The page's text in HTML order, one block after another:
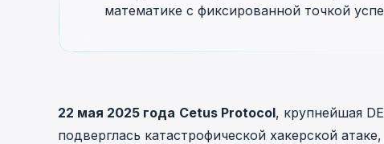
математике с фиксированной точкой
22 мая 2025 года Cetus Protocol, крупнейшая
подверглась катастрофической хакерской